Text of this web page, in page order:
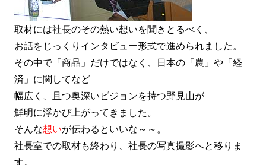
取材には社長のその熱い想いを聞きとるべく、
お話をじっくりインタビュー形式で進められました。
その中で「商品」だけではなく、日本の「農」や「経
済」に関してなど
幅広く、且つ奥深いビジョンを持つ野見山が
鮮明に浮かび上がってきました。
そんな想いが伝わるといいな～～。
社長室での取材も終わり、社長の写真撮影へと移りま
す。